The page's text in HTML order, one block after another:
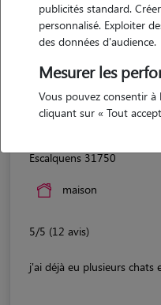
Escalquens 31750
maison
5/5 (12 avis)
j'ai déjà eu plusieurs chats
publicités standard.
personnalisé. Exploiter
des données d'audience.
Mesurer les
Vous pouvez consentir
cliquant sur « Tout